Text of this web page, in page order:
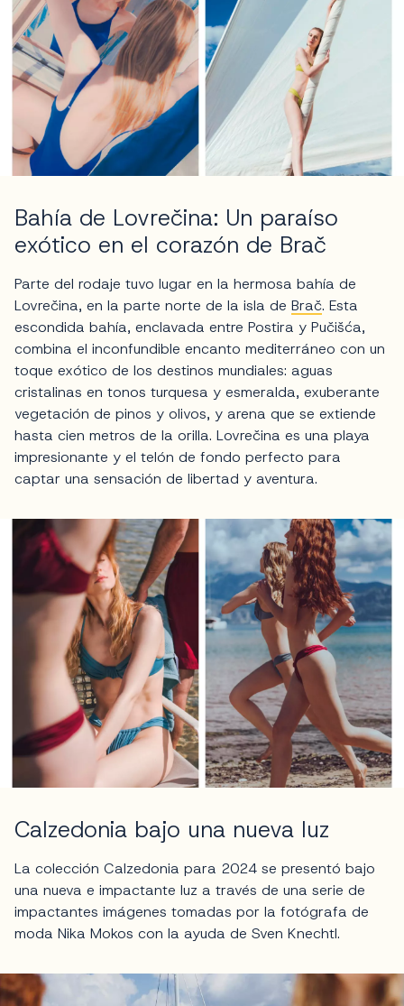
Bahía de Lovrečina: Un paraíso
exótico en el corazón de Brač
Parte del rodaje tuvo lugar en la hermosa bahía de
Lovrečina, en la parte norte de la isla de Brač. Esta
escondida bahía, enclavada entre Postira y Pučišća,
combina el inconfundible encanto mediterráneo con un
toque exótico de los destinos mundiales: aguas
cristalinas en tonos turquesa y esmeralda, exuberante
vegetación de pinos y olivos, y arena que se extiende
hasta cien metros de la orilla. Lovrečina es una playa
impresionante y el telón de fondo perfecto para
captar una sensación de libertad y aventura.
Calzedonia bajo una nueva luz
La colección Calzedonia para 2024 se presentó bajo
una nueva e impactante luz a través de una serie de
impactantes imágenes tomadas por la fotógrafa de
moda Nika Mokos con la ayuda de Sven Knechtl.